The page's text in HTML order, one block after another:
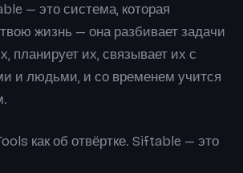
— это система, которая
жизнь — она разбивает задачи
планирует их, связывает их с
и людьми, и со временем учится
как об отвёртке. Siftable — это